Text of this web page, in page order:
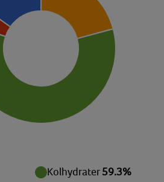
Kolhydrater 59.3%